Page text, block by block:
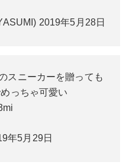
2019年5月28日
スニーカーを贈っても
っちゃ可愛い
年5月29日